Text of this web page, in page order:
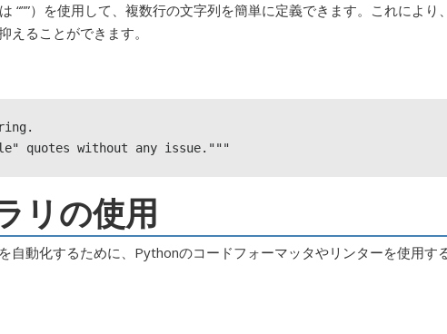
“””）を使用して、複数行の文字列を簡単に定義できます。これにより
えることができます。
quotes without any issue."""
リの使用
自動化するために、Pythonのコードフォーマッタやリンターを使用す